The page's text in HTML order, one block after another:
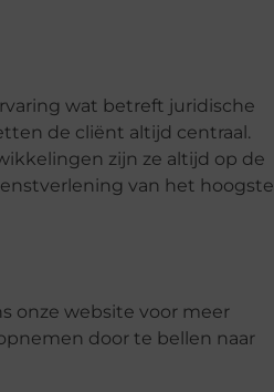
wat betreft juridische
de cliënt altijd centraal.
zijn ze altijd op de
van het hoogste
onze website voor meer
door te bellen naar